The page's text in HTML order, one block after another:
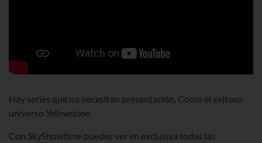
Hay series que no necesitan presentación. Como el exitoso
universo Yellowstone.
Con SkyShowtime puedes ver en exclusiva todas las